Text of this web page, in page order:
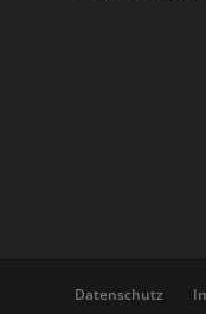
Datenschutz